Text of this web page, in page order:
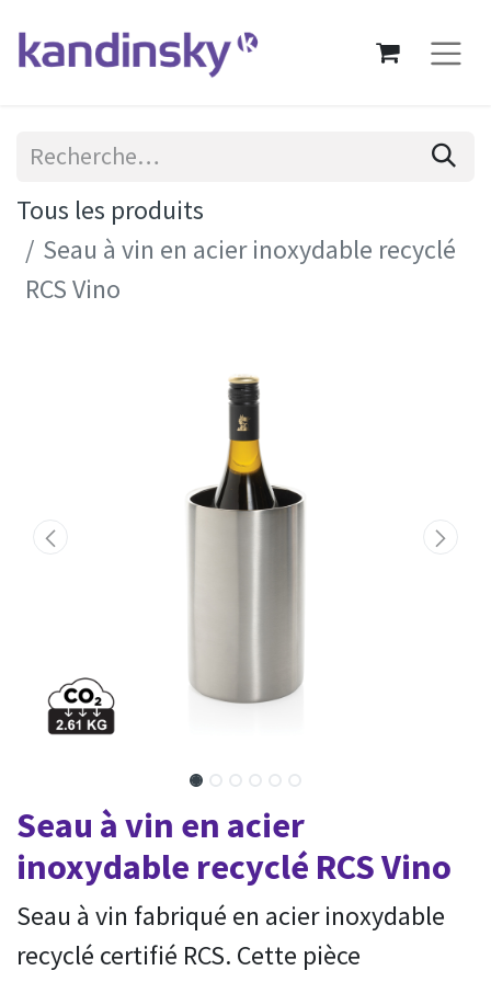
Tous les produits
Seau à vin en acier inoxydable recyclé
RCS Vino
Seau à vin en acier
inoxydable recyclé RCS Vino
Seau à vin fabriqué en acier inoxydable
recyclé certifié RCS. Cette pièce